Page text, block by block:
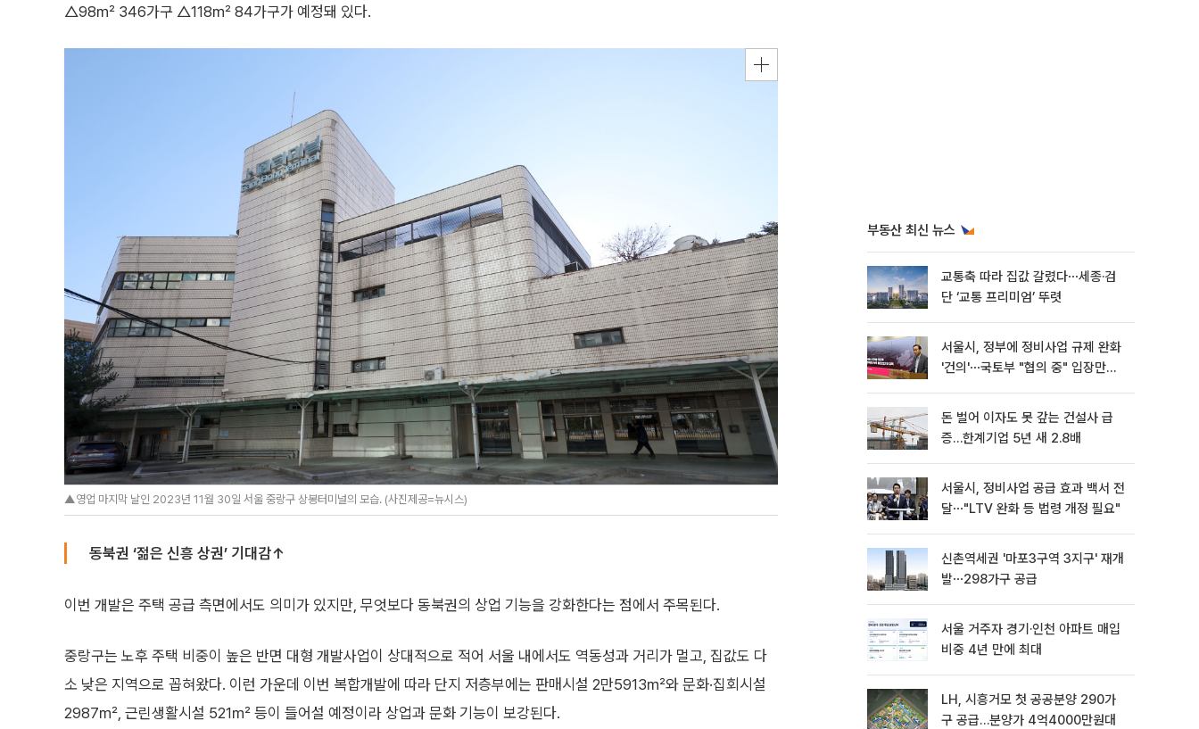
△98㎡ 346가구 △118㎡ 84가구가 예정돼 있다.
▲영업 마지막 날인 2023년 11월 30일 서울 중랑구 상봉터미널의 모습. (사진제공=뉴시스)
동북권 ‘젊은 신흥 상권’ 기대감↑
이번 개발은 주택 공급 측면에서도 의미가 있지만, 무엇보다 동북권의 상업 기능을 강화한다는 점에서 주목된다.
중랑구는 노후 주택 비중이 높은 반면 대형 개발사업이 상대적으로 적어 서울 내에서도 역동성과 거리가 멀고, 집값도 다
소 낮은 지역으로 꼽혀왔다. 이런 가운데 이번 복합개발에 따라 단지 저층부에는 판매시설 2만5913㎡와 문화·집회시설
2987㎡, 근린생활시설 521㎡ 등이 들어설 예정이라 상업과 문화 기능이 보강된다.
부동산 최신 뉴스
교통축 따라 집값 갈렸다⋯세종·검
단 ‘교통 프리미엄’ 뚜렷
서울시, 정부에 정비사업 규제 완화
'건의'⋯국토부 "협의 중" 입장만
돈 벌어 이자도 못 갚는 건설사 급
증…한계기업 5년 새 2.8배
서울시, 정비사업 공급 효과 백서 전
달⋯"LTV 완화 등 법령 개정 필요"
신촌역세권 '마포3구역 3지구' 재개
발⋯298가구 공급
서울 거주자 경기·인천 아파트 매입
비중 4년 만에 최대
LH, 시흥거모 첫 공공분양 290가
구 공급…분양가 4억4000만원대